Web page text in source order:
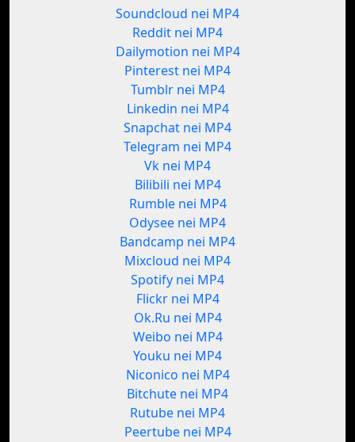
Soundcloud nei MP4
Reddit nei MP4
Dailymotion nei MP4
Pinterest nei MP4
Tumblr nei MP4
Linkedin nei MP4
Snapchat nei MP4
Telegram nei MP4
Vk nei MP4
Bilibili nei MP4
Rumble nei MP4
Odysee nei MP4
Bandcamp nei MP4
Mixcloud nei MP4
Spotify nei MP4
Flickr nei MP4
Ok.Ru nei MP4
Weibo nei MP4
Youku nei MP4
Niconico nei MP4
Bitchute nei MP4
Rutube nei MP4
Peertube nei MP4